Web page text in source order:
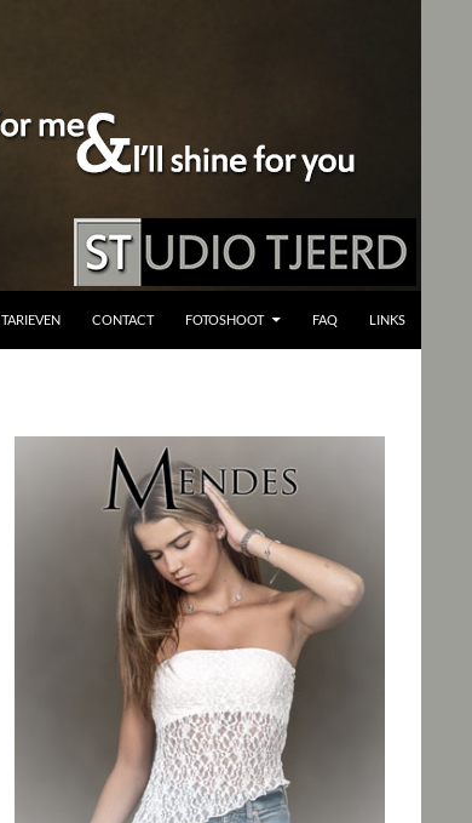
TARIEVEN CONTACT FOTOSHOOT FAQ LINKS